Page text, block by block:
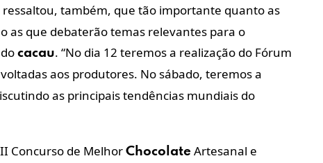
ressaltou, também, que tão importante quanto as
as que debaterão temas relevantes para o
cacau. “No dia 12 teremos a realização do Fórum
aos produtores. No sábado, teremos a
as principais tendências mundiais do
Concurso de Melhor Chocolate Artesanal e